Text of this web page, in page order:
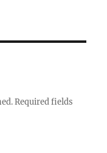
Required fields